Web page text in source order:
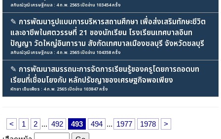
สกันฌ์วุฒิ เศรษฐีกมล : 4 ก.พ. 2565 เปิดอ่าน 103454 ครั้ง
✎ การพัฒนารูปแบบการบริหารสถานศึกษา เพื่อส่งเสริมทักษะชีวิต
และอาชีพในศตวรรษที่ 21 ของนักเรียน โรงเรียนเทศบาลอินท
ปัญญา วัดใหญ่อินทาราม สังกัดเทศบาลเมืองชลบุรี จังหวัดชลบุรี
สกันฌ์วุฒิ เศรษฐีกมล : 4 ก.พ. 2565 เปิดอ่าน 104358 ครั้ง
✎ การพัฒนาสมรรถนะการจัดการเรียนรู้ของครูโดยการถอดบท
เรียนที่เชื่อมโยงกับ หลักปรัชญาของเศรษฐกิจพอเพียง
หัทยา เข็มเพ็ชร : 4 ก.พ. 2565 เปิดอ่าน 103847 ครั้ง
< 1 2 ... 492 493 494 ... 1977 1978
>